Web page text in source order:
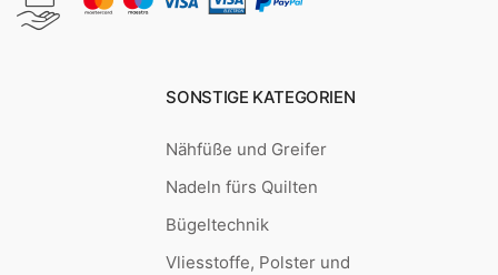
SONSTIGE KATEGORIEN
Nähfüße und Greifer
Nadeln fürs Quilten
Bügeltechnik
Vliesstoffe, Polster und